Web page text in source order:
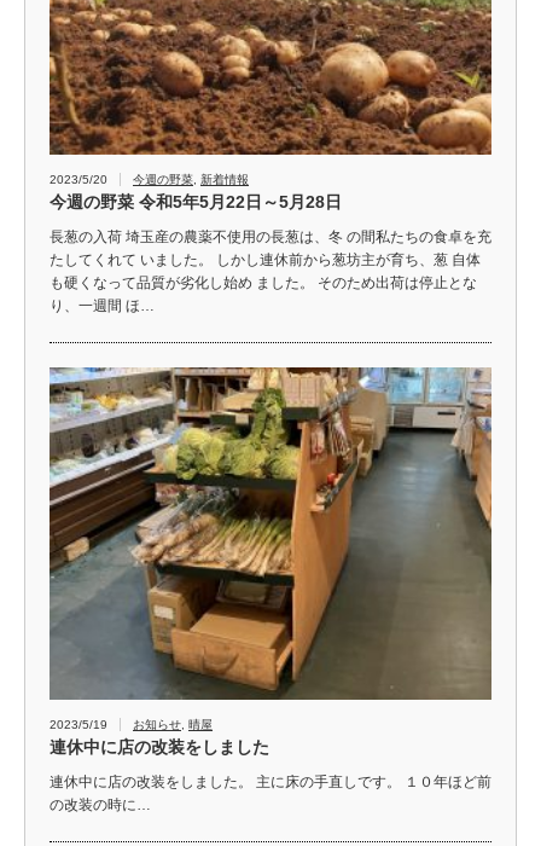
2023/5/20 今週の野菜 新着情報
今週の野菜 令和5年5月22日～5月28日
長葱の入荷 埼玉産の農薬不使用の長葱は、冬 の間私たちの食卓を充
たしてくれて いました。 しかし連休前から葱坊主が育ち、葱 自体
も硬くなって品質が劣化し始め ました。 そのため出荷は停止とな
り、一週間 ほ…
2023/5/19 お知らせ 晴屋
連休中に店の改装をしました
連休中に店の改装をしました。 主に床の手直しです。 １０年ほど前
の改装の時に…